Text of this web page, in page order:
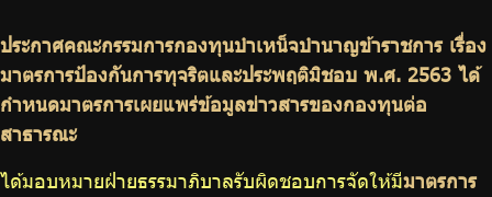
ประกาศคณะกรรมการกองทุนบำเหน็จบำนาญข้าราชการ เรื่อง
มาตรการป้องกันการทุจริตและประพฤติมิชอบ พ.ศ. 2563 ได้
กำหนดมาตรการเผยแพร่ข้อมูลข่าวสารของกองทุนต่อ
สาธารณะ
ได้มอบหมายฝ่ายธรรมาภิบาลรับผิดชอบการจัดให้มีมาตรการ